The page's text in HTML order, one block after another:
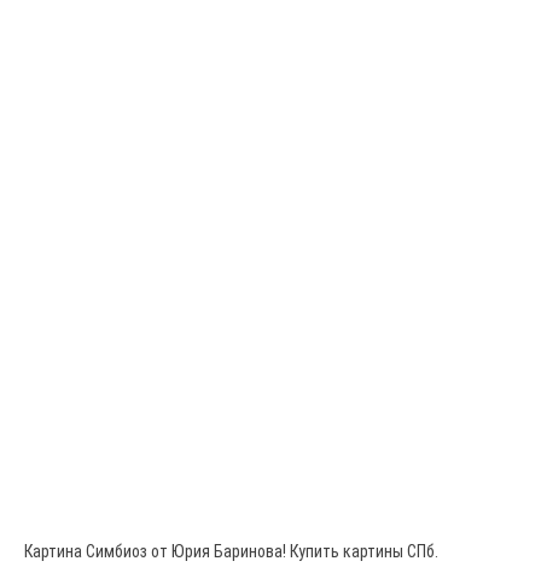
Картина Симбиоз от Юрия Баринова! Купить картины СПб.